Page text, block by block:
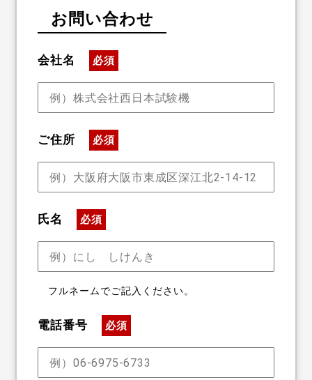
お問い合わせ
会社名 必須
ご住所 必須
氏名 必須
フルネームでご記入ください。
電話番号 必須